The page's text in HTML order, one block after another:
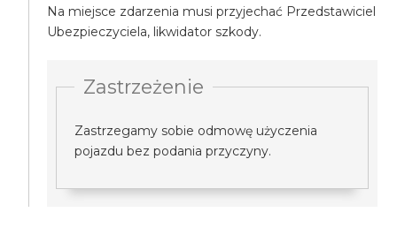
Na miejsce zdarzenia musi przyjechać Przedstawiciel
Ubezpieczyciela, likwidator szkody.
Zastrzeżenie
Zastrzegamy sobie odmowę użyczenia
pojazdu bez podania przyczyny.